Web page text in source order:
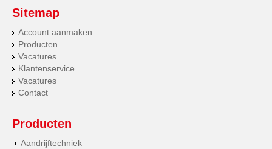
Sitemap
Account aanmaken
Producten
Vacatures
Klantenservice
Vacatures
Contact
Producten
Aandrijftechniek